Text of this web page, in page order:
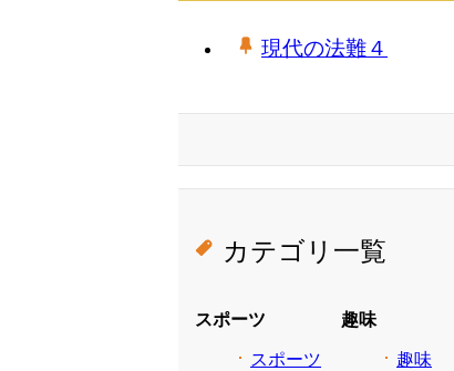
現代の法難４
カテゴリ一覧
スポーツ
スポーツ
趣味
趣味